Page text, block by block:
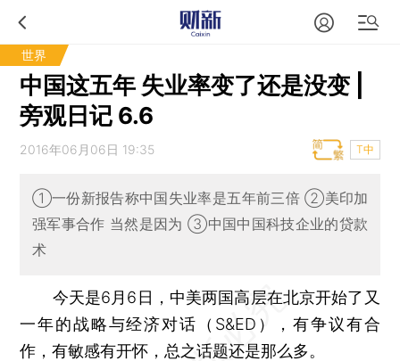
世界
中国这五年 失业率变了还是没变 |
旁观日记 6.6
2016年06月06日 19:35 T中
①一份新报告称中国失业率是五年前三倍 ②美印加
强军事合作 当然是因为 ③中国中国科技企业的贷款
术
今天是6月6日，中美两国高层在北京开始了又
一年的战略与经济对话（S&ED），有争议有合
作，有敏感有开怀，总之话题还是那么多。